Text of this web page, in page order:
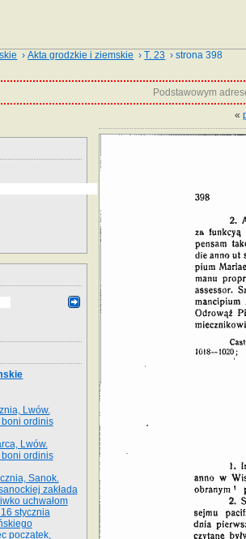
›Akta grodzkie i ziemskie ›T. 23 › strona 398
Podstawowym
«
Lwów.
boni ordinis
Lwów.
boni ordinis
Sanok.
zakłada
uchwałom
stycz­nia
początek,